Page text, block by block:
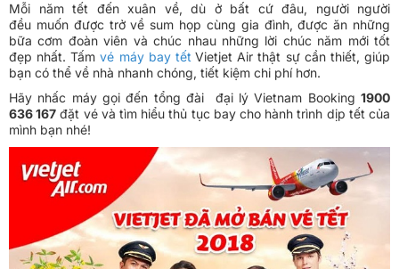
Mỗi năm tết đến xuân về, dù ở bất cứ đâu, người người
đều muốn được trở về sum họp cùng gia đình, được ăn những
bữa cơm đoàn viên và chúc nhau những lời chúc năm mới tốt
đẹp nhất. Tấmvé máy bay tết Vietjet Air thật sự cần thiết, giúp
bạn có thể về nhà nhanh chóng, tiết kiệm chi phí hơn.
Hãy nhấc máy gọi đến tổng đài đại lý Vietnam Booking 1900
636 167 đặt vé và tìm hiểu thủ tục bay cho hành trình dịp tết của
mình bạn nhé!